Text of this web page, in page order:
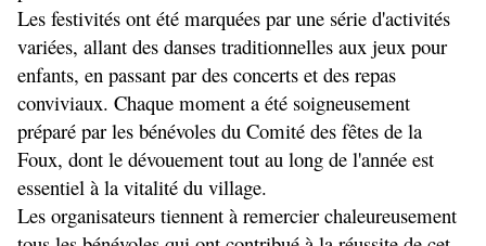
Les festivités ont été marquées par une série d'activités
variées, allant des danses traditionnelles aux jeux pour
enfants, en passant par des concerts et des repas
conviviaux. Chaque moment a été soigneusement
préparé par les bénévoles du Comité des fêtes de la
Foux, dont le dévouement tout au long de l'année est
essentiel à la vitalité du village.
Les organisateurs tiennent à remercier chaleureusement